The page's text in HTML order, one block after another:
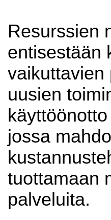
Resurssien
entisestään
vaikuttavien
uusien
jossa
tuottamaan
palveluita.